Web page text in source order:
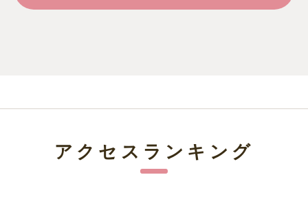
アクセスランキング